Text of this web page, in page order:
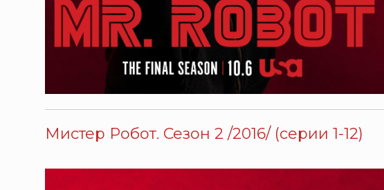
Мистер Робот. Сезон 2 /2016/ (серии 1-12)